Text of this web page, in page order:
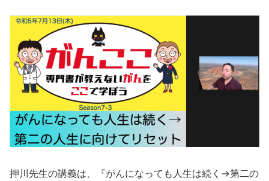
押川先生の講義は、『がんになっても人生は続く→第二の